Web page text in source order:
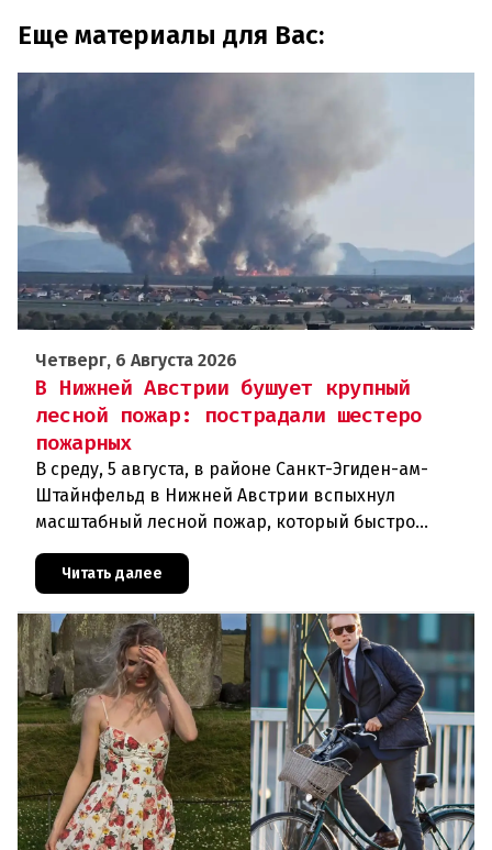
Еще материалы для Вас:
Четверг, 6 Августа 2026
В Нижней Австрии бушует крупный
лесной пожар: пострадали шестеро
пожарных
В среду, 5 августа, в районе Санкт-Эгиден-ам-
Штайнфельд в Нижней Австрии вспыхнул
масштабный лесной пожар, который быстро
В ходе тушения пострадали шесте
Читать далее